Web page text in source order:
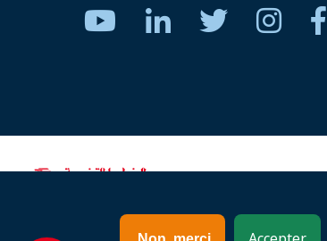
www.tunisair.com